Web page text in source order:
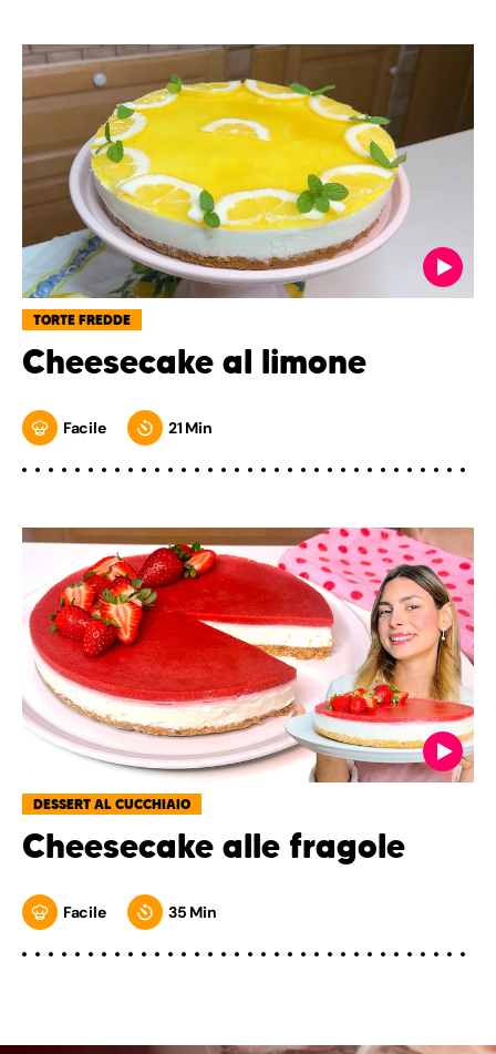
TORTE FREDDE
Cheesecake al limone
Facile 21 Min
DESSERT AL CUCCHIAIO
Cheesecake alle fragole
Facile 35 Min